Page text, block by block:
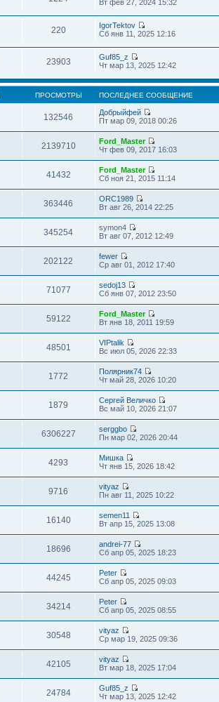
Вт фев 27, 2024 15:32
220
IgorTektov
Сб янв 11, 2025 12:16
23903
Guf85_z
Чт мар 13, 2025 12:42
ПРОСМОТРЫ ПОСЛЕДНЕЕ СООБЩЕНИЕ
132546
Добрыйфей
Пт мар 09, 2018 00:26
2139710
Ford_Master
Чт фев 09, 2017 16:03
41432
Ford_Master
Сб ноя 21, 2015 11:14
363446
ORC1989
Вт авг 26, 2014 22:25
345254
symon4
Вт авг 07, 2012 12:49
202122
fewer
Ср авг 01, 2012 17:40
71077
sedoj13
Сб янв 07, 2012 23:50
59122
Ford_Master
Вт янв 18, 2011 19:59
48501
VIPtalik
Вс июл 05, 2026 22:33
1772
Полярник74
Чт май 28, 2026 10:20
1879
Сергей Величко
Вс май 10, 2026 21:07
6306227
serggbo
Пн мар 02, 2026 20:44
4293
Мишка
Чт янв 15, 2026 18:42
9716
vityaz
Пн авг 11, 2025 10:22
16140
semen11
Вт апр 15, 2025 13:08
18696
andrei-77
Сб апр 05, 2025 18:23
44245
Peter
Сб апр 05, 2025 09:03
34214
Peter
Сб апр 05, 2025 08:55
30548
vityaz
Ср мар 19, 2025 09:36
42105
vityaz
Вт мар 18, 2025 17:04
24784
Guf85_z
Чт мар 13, 2025 12:42